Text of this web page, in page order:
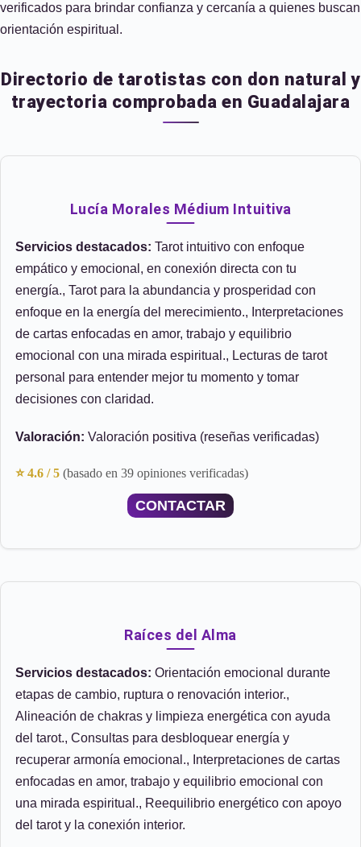
verificados para brindar confianza y cercanía a quienes buscan
orientación espiritual.
Directorio de tarotistas con don natural y
trayectoria comprobada en Guadalajara
Lucía Morales Médium Intuitiva
Servicios destacados: Tarot intuitivo con enfoque
empático y emocional, en conexión directa con tu
energía., Tarot para la abundancia y prosperidad con
enfoque en la energía del merecimiento., Interpretaciones
de cartas enfocadas en amor, trabajo y equilibrio
emocional con una mirada espiritual., Lecturas de tarot
personal para entender mejor tu momento y tomar
decisiones con claridad.
Valoración: Valoración positiva (reseñas verificadas)
⭐ 4.6 / 5 (basado en 39 opiniones verificadas)
CONTACTAR
Raíces del Alma
Servicios destacados: Orientación emocional durante
etapas de cambio, ruptura o renovación interior.,
Alineación de chakras y limpieza energética con ayuda
del tarot., Consultas para desbloquear energía y
recuperar armonía emocional., Interpretaciones de cartas
enfocadas en amor, trabajo y equilibrio emocional con
una mirada espiritual., Reequilibrio energético con apoyo
del tarot y la conexión interior.